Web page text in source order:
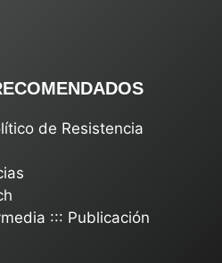
de Resistencia
::: Publicación